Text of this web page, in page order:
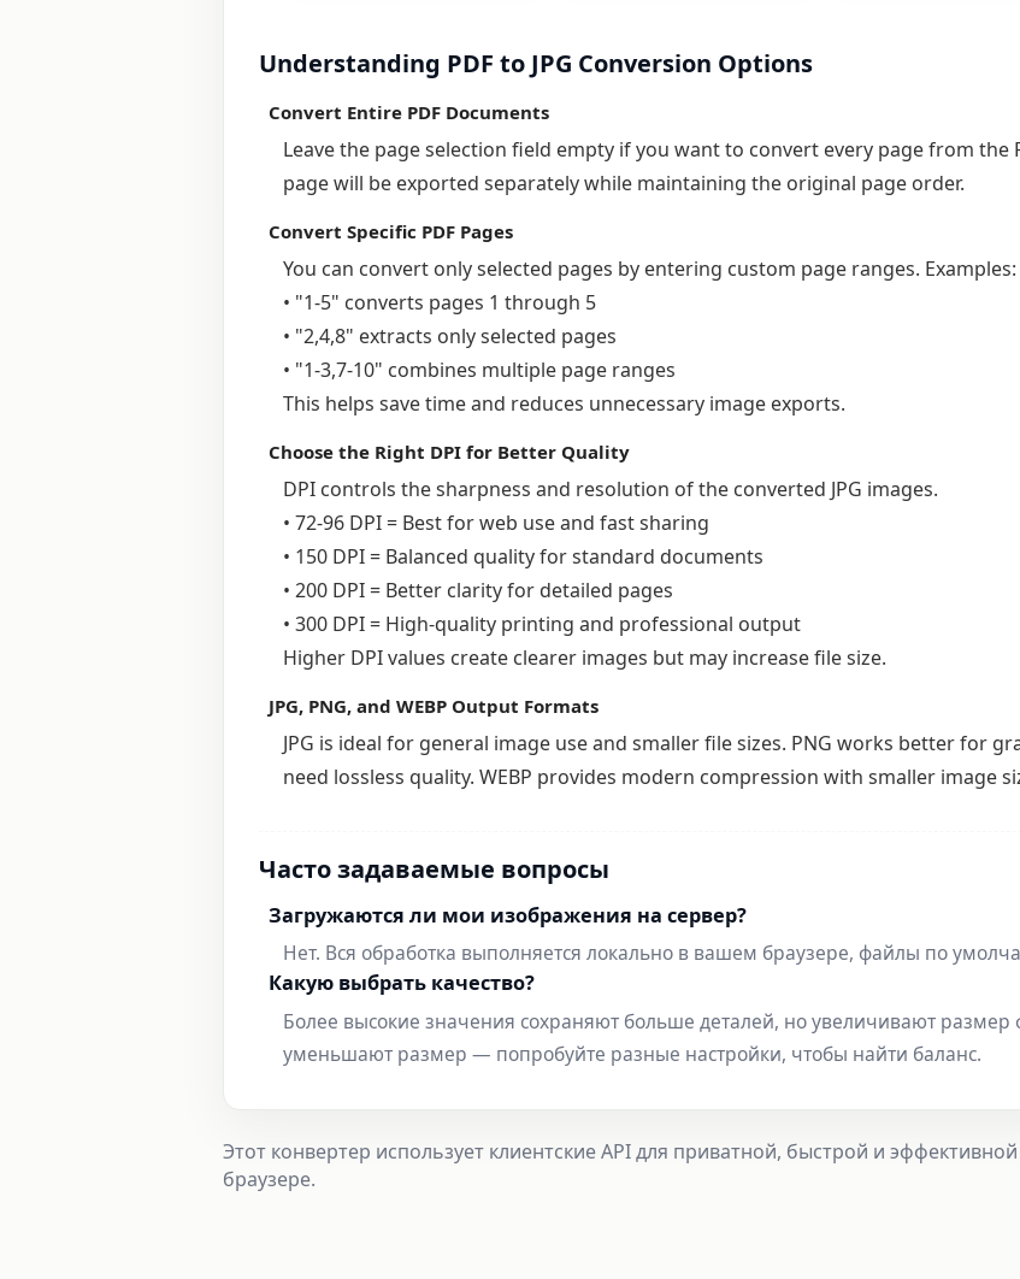
Understanding PDF to JPG Conversion Options
Convert Entire PDF Documents
Leave the page selection field empty if you want to convert every page from the
page will be exported separately while maintaining the original page order.
Convert Specific PDF Pages
You can convert only selected pages by entering custom page ranges. Examples:
• "1-5" converts pages 1 through 5
• "2,4,8" extracts only selected pages
• "1-3,7-10" combines multiple page ranges
This helps save time and reduces unnecessary image exports.
Choose the Right DPI for Better Quality
DPI controls the sharpness and resolution of the converted JPG images.
• 72-96 DPI = Best for web use and fast sharing
• 150 DPI = Balanced quality for standard documents
• 200 DPI = Better clarity for detailed pages
• 300 DPI = High-quality printing and professional output
Higher DPI values create clearer images but may increase file size.
JPG, PNG, and WEBP Output Formats
JPG is ideal for general image use and smaller file sizes. PNG works better for
need lossless quality. WEBP provides modern compression with smaller image
Часто задаваемые вопросы
Загружаются ли мои изображения на сервер?
Нет. Вся обработка выполняется локально в вашем браузере, файлы по
Какую выбрать качество?
Более высокие значения сохраняют больше деталей, но увеличивают
уменьшают размер — попробуйте разные настройки, чтобы найти баланс.
Этот конвертер использует клиентские API для приватной, быстрой и
браузере.